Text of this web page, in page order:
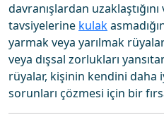
davranışlardan uzaklaştığını
tavsiyelerine kulak
yarmak veya yarılmak
veya dışsal zorlukları
rüyalar, kişinin kendini daha
sorunları çözmesi için bir